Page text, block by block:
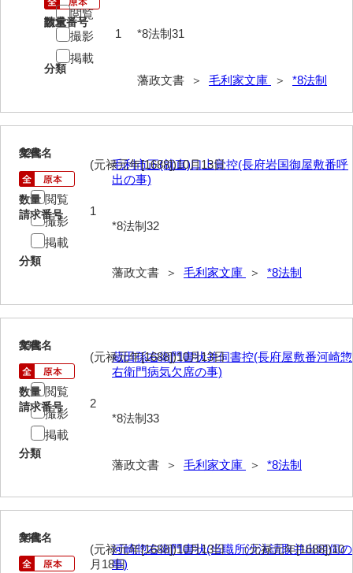
徳山毛利家文庫
県庁伝来旧藩記録
山口小郡宰判記録
三卿伝史料
特定歴史公文書
行政資料
諸家文書
特設文庫
請求番号
*8法制31
分類
藩政文書 ＞ 毛利家文庫 ＞ *8法制
数量
1
閲覧
撮影
掲載
32
文書名
毛利市正(就直)口上覚控(長府岩国御屋敷番呼
出の事)
請求番号
*8法制32
分類
藩政文書 ＞ 毛利家文庫 ＞ *8法制
年代
(元禄元年[1688])10月13日
数量
1
閲覧
撮影
掲載
33
文書名
蔵田孫右衛門書状并伺書控(長府屋敷番河崎惣
右衛門病気欠席の事)
請求番号
*8法制33
分類
藩政文書 ＞ 毛利家文庫 ＞ *8法制
年代
(元禄元年[1688])10月13日
数量
2
閲覧
撮影
掲載
34
文書名
河崎惣右衛門書状(当職所沙汰請取并出頭伺の
事)
年代
(元禄元年[1688])10月13日、（元禄元年[1688])10
月18日